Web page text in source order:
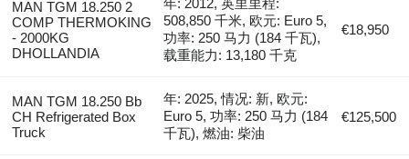
MAN TGM 18.250 2
COMP THERMOKING
- 2000KG
DHOLLANDIA
508,850 千米, 欧元: Euro 5,
功率: 250 马力 (184 千瓦),
载重能力: 13,180 千克
€18,950
MAN TGM 18.250 Bb
CH Refrigerated Box
Truck
年: 2025, 情况: 新, 欧元:
Euro 5, 功率: 250 马力 (184
千瓦), 燃油: 柴油
€125,500